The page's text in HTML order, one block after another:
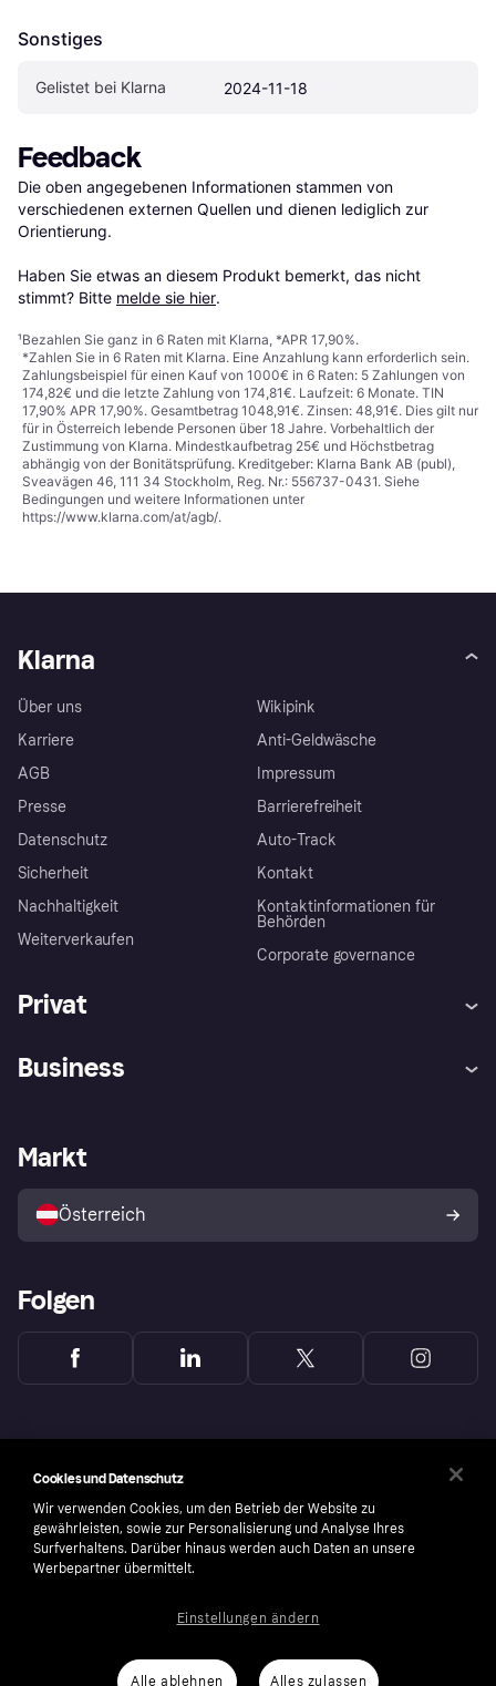
Sonstiges
Gelistet bei Klarna 2024-11-18
Feedback
Die oben angegebenen Informationen stammen von
verschiedenen externen Quellen und dienen lediglich zur
Orientierung.
Haben Sie etwas an diesem Produkt bemerkt, das nicht
stimmt? Bitte melde sie hier.
¹Bezahlen Sie ganz in 6 Raten mit Klarna, *APR 17,90%.
*Zahlen Sie in 6 Raten mit Klarna. Eine Anzahlung kann erforderlich sein.
Zahlungsbeispiel für einen Kauf von 1000€ in 6 Raten: 5 Zahlungen von
174,82€ und die letzte Zahlung von 174,81€. Laufzeit: 6 Monate. TIN
17,90% APR 17,90%. Gesamtbetrag 1048,91€. Zinsen: 48,91€. Dies gilt nur
für in Österreich lebende Personen über 18 Jahre. Vorbehaltlich der
Zustimmung von Klarna. Mindestkaufbetrag 25€ und Höchstbetrag
abhängig von der Bonitätsprüfung. Kreditgeber: Klarna Bank AB (publ),
Sveavägen 46, 111 34 Stockholm, Reg. Nr.: 556737-0431. Siehe
Bedingungen und weitere Informationen unter
https://www.klarna.com/at/agb/.
Klarna
Über uns
Karriere
AGB
Presse
Datenschutz
Sicherheit
Nachhaltigkeit
Weiterverkaufen
Wikipink
Anti-Geldwäsche
Impressum
Barrierefreiheit
Auto-Track
Kontakt
Kontaktinformationen für
Behörden
Corporate governance
Privat
Shops entdecken
Business
Händlerportal
Markt
Österreich
Folgen
number: 556737-0431
Cookies und Datenschutz
Wir verwenden Cookies, um den Betrieb der Website zu
gewährleisten, sowie zur Personalisierung und Analyse Ihres
Surfverhaltens. Darüber hinaus werden auch Daten an unsere
Werbepartner übermittelt.
Alle ablehnen Alles zulassen
Einstellungen ändern